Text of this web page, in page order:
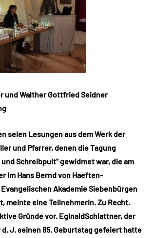
und Walther Gottfried Seidner
seien Lesungen aus dem Werk der
und Pfarrer, denen die Tagung
Schreibpult“ gewidmet war, die am
im Hans Bernd von Haeften-
Akademie Siebenbürgen
meinte eine Teilnehmerin. Zu Recht.
Gründe vor. EginaldSchlattner, der
d. J. seinen 85. Geburtstag gefeiert hatte